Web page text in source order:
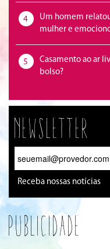
4
Um homem
mulher e
5
Casamento ao ar
bolso?
Newsletter
Receba nossas notícias
Publicidade